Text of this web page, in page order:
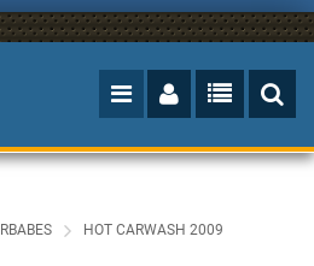
HOT CARWASH 2009